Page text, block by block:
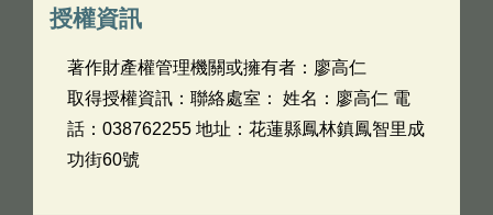
授權資訊
著作財產權管理機關或擁有者：廖高仁
取得授權資訊：聯絡處室： 姓名：廖高仁 電
話：038762255 地址：花蓮縣鳳林鎮鳳智里成
功街60號